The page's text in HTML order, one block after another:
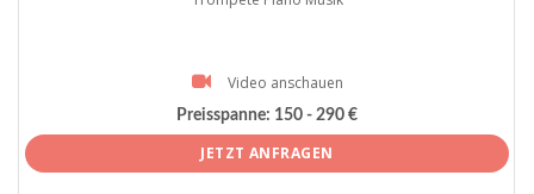
Video anschauen
Preisspanne: 150 - 290 €
JETZT ANFRAGEN